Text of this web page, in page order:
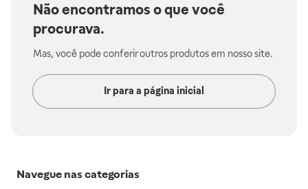
Não encontramos o que você
procurava.
Mas, você pode conferir outros produtos em nosso site.
Ir para a página inicial
Navegue nas categorias